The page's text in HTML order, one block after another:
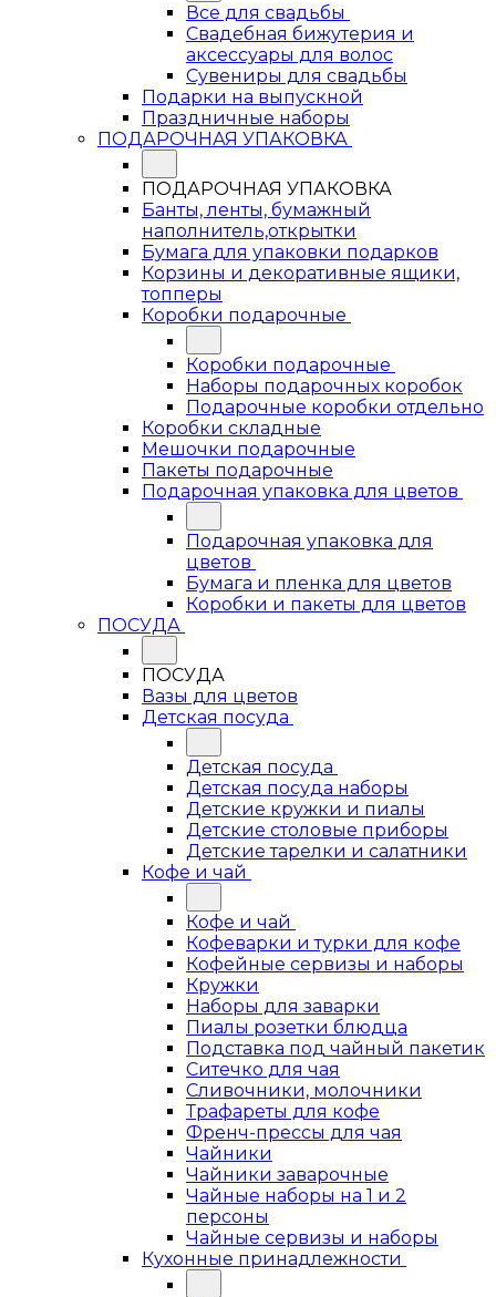
Все для свадьбы
Свадебная бижутерия и
аксессуары для волос
Сувениры для свадьбы
Подарки на выпускной
Праздничные наборы
ПОДАРОЧНАЯ УПАКОВКА
ПОДАРОЧНАЯ УПАКОВКА
Банты, ленты, бумажный
наполнитель,открытки
Бумага для упаковки подарков
Корзины и декоративные ящики,
топперы
Коробки подарочные
Коробки подарочные
Наборы подарочных коробок
Подарочные коробки отдельно
Коробки складные
Мешочки подарочные
Пакеты подарочные
Подарочная упаковка для цветов
Подарочная упаковка для
цветов
Бумага и пленка для цветов
Коробки и пакеты для цветов
ПОСУДА
ПОСУДА
Вазы для цветов
Детская посуда
Детская посуда
Детская посуда наборы
Детские кружки и пиалы
Детские столовые приборы
Детские тарелки и салатники
Кофе и чай
Кофе и чай
Кофеварки и турки для кофе
Кофейные сервизы и наборы
Кружки
Наборы для заварки
Пиалы розетки блюдца
Подставка под чайный пакетик
Ситечко для чая
Сливочники, молочники
Трафареты для кофе
Френч-прессы для чая
Чайники
Чайники заварочные
Чайные наборы на 1 и 2
персоны
Чайные сервизы и наборы
Кухонные принадлежности